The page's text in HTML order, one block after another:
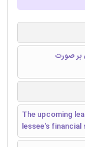
بر صورت
The upcoming
lessee's